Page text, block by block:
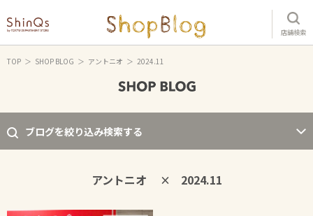
店舗検索
TOP SHOP BLOG アントニオ 2024.11
ブログを絞り込み検索する
アントニオ × 2024.11